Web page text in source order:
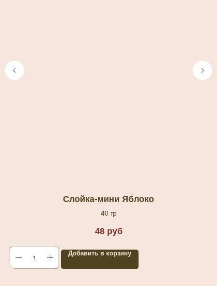
Слойка-мини Яблоко
40 гр
48 руб
Добавить в корзину